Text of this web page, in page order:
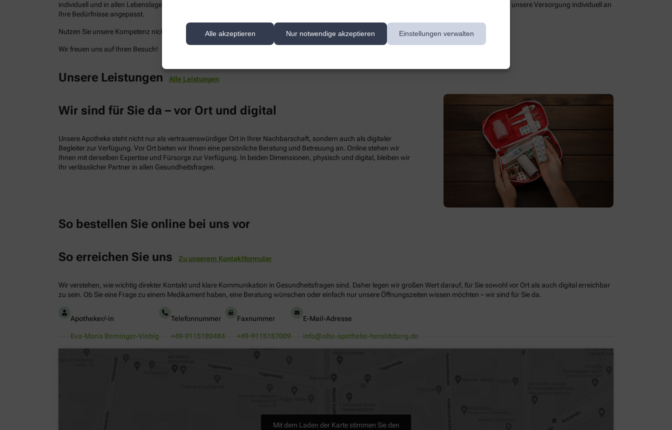
Alle akzeptieren Nur notwendige akzeptieren Einstellungen verwalten
individuell und in allen Lebenslagen. Neben einem breiten Leistungsspektrum, fachkundiger und persönlicher Beratung und umfassendem Service ist unsere Versorgung individuell an
Ihre Bedürfnisse angepasst.
Nutzen Sie unsere Kompetenz nicht nur vor Ort, sondern auch online. So sparen Sie doppelte Wege und profitieren Sie von exklusiven Angeboten.
Wir freuen uns auf Ihren Besuch!
Unsere Leistungen Alle Leistungen
Wir sind für Sie da – vor Ort und digital
Unsere Apotheke steht nicht nur als vertrauenswürdiger Ort in Ihrer Nachbarschaft, sondern auch als digitaler
Begleiter zur Verfügung. Vor Ort bieten wir Ihnen eine persönliche Beratung und Betreuung an. Online stehen wir
Ihnen mit derselben Expertise und Fürsorge zur Verfügung. In beiden Dimensionen, physisch und digital, bleiben wir
Ihr verlässlicher Partner in allen Gesundheitsfragen.
So bestellen Sie online bei uns vor
So erreichen Sie uns Zu unserem Kontaktformular
Wir verstehen, wie wichtig direkter Kontakt und klare Kommunikation in Gesundheitsfragen sind. Daher legen wir großen Wert darauf, für Sie sowohl vor Ort als auch digital erreichbar
zu sein. Ob Sie eine Frage zu einem Medikament haben, eine Beratung wünschen oder einfach nur unsere Öffnungszeiten wissen möchten – wir sind für Sie da.
Apotheker/-in
Eva-Maria Berninger-Viebig
Telefonnummer
+49-9115180484
Faxnummer
+49-9115187009
E-Mail-Adresse
info@alte-apotheke-heroldsberg.de
Mit dem Laden der Karte stimmen Sie den